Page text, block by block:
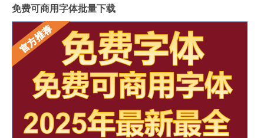
免费可商用字体批量下载